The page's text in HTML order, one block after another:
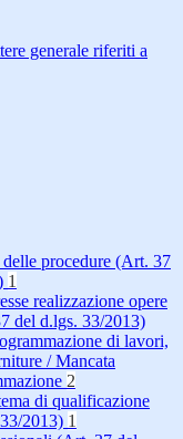
generale riferiti a
procedure (Art. 37
1
realizzazione opere
del d.lgs. 33/2013)
di lavori,
/ Mancata
2
di qualificazione
2013) 1